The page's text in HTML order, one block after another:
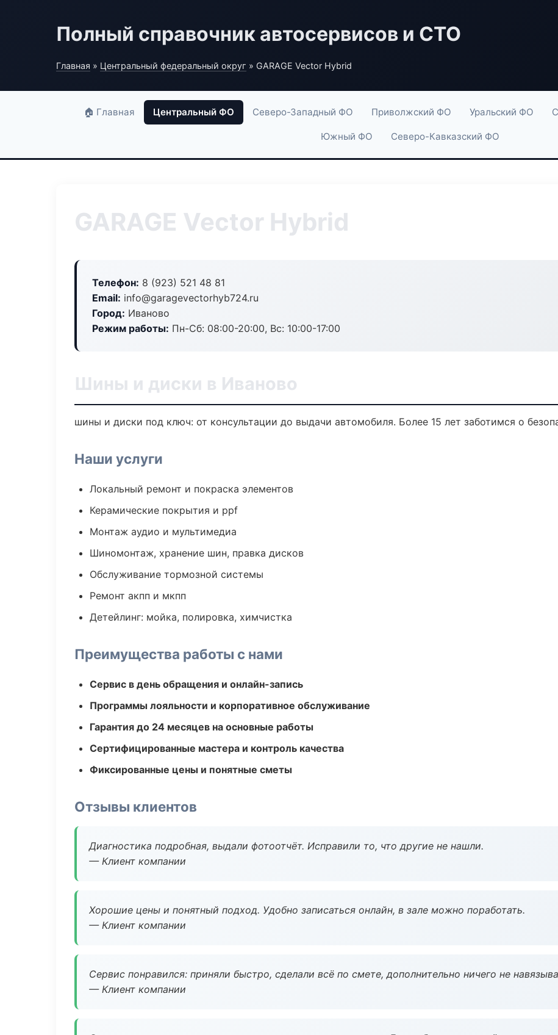
Полный справочник автосервисов и СТО
Главная » Центральный федеральный округ » GARAGE Vector Hybrid
🏠 Главная Центральный ФО Северо-Западный ФО Приволжский ФО Уральский ФО
Южный ФО Северо-Кавказский ФО
GARAGE Vector Hybrid
Телефон: 8 (923) 521 48 81
Email: info@garagevectorhyb724.ru
Город: Иваново
Режим работы: Пн-Сб: 08:00-20:00, Вс: 10:00-17:00
Шины и диски в Иваново
шины и диски под ключ: от консультации до выдачи автомобиля. Более 15 лет заботимся о
Наши услуги
Локальный ремонт и покраска элементов
Керамические покрытия и ppf
Монтаж аудио и мультимедиа
Шиномонтаж, хранение шин, правка дисков
Обслуживание тормозной системы
Ремонт акпп и мкпп
Детейлинг: мойка, полировка, химчистка
Преимущества работы с нами
Сервис в день обращения и онлайн-запись
Программы лояльности и корпоративное обслуживание
Гарантия до 24 месяцев на основные работы
Сертифицированные мастера и контроль качества
Фиксированные цены и понятные сметы
Отзывы клиентов
Диагностика подробная, выдали фотоотчёт. Исправили то, что другие не нашли.
— Клиент компании
Хорошие цены и понятный подход. Удобно записаться онлайн, в зале можно поработать.
— Клиент компании
Сервис понравился: приняли быстро, сделали всё по смете, дополнительно ничего не
— Клиент компании